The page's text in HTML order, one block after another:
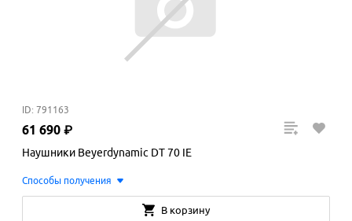
ID: 791163
61 690 ₽
Наушники Beyerdynamic DT 70 IE
Способы получения
В корзину